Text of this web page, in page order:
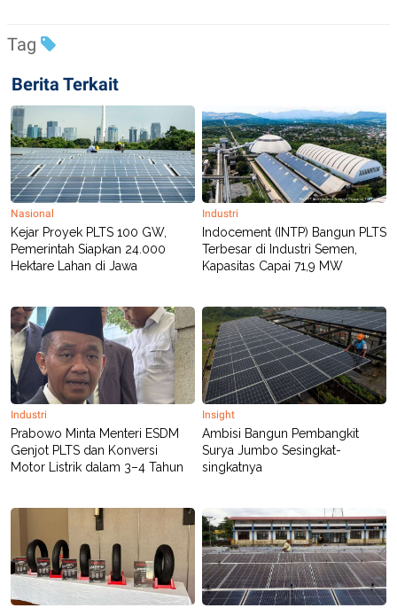
Tag
Berita Terkait
Nasional
Kejar Proyek PLTS 100 GW,
Pemerintah Siapkan 24.000
Hektare Lahan di Jawa
Industri
Indocement (INTP) Bangun PLTS
Terbesar di Industri Semen,
Kapasitas Capai 71,9 MW
Industri
Prabowo Minta Menteri ESDM
Genjot PLTS dan Konversi
Motor Listrik dalam 3–4 Tahun
Insight
Ambisi Bangun Pembangkit
Surya Jumbo Sesingkat-
singkatnya